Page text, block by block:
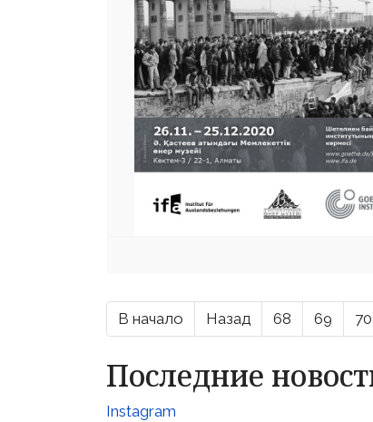
В начало Назад 68 69 70
Последние
Instagram